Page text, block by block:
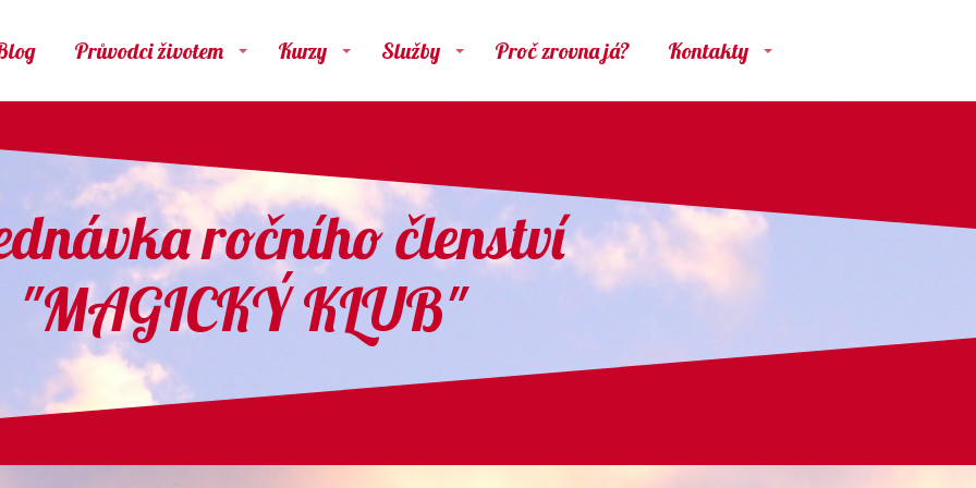
Průvodci životem Kurzy Služby Proč zrovna já? Kontakty
ročního členství
"MAGICKÝ KLUB"